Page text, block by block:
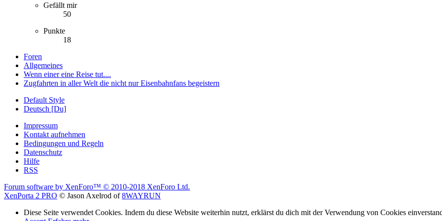
Gefällt mir
50
Punkte
18
Foren
Allgemeines
Wenn einer eine Reise tut....
Zugfahrten in aller Welt die nicht nur Eisenbahnfans begeistern
Default Style
Deutsch [Du]
Impressum
Kontakt aufnehmen
Bedingungen und Regeln
Datenschutz
Hilfe
RSS
Forum software by XenForo™ © 2010-2018 XenForo Ltd.
XenPorta 2 PRO © Jason Axelrod of8WAYRUN
Diese Seite verwendet Cookies. Indem du diese Website weiterhin nutzt, erklärst du dich mit der Verwendung von Cookies